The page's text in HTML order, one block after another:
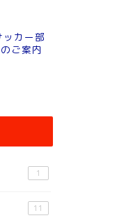
カー部
ご案内
1
11